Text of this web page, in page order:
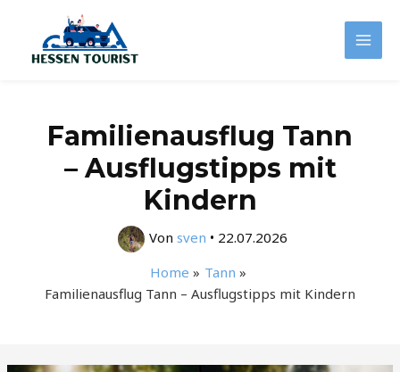
springen
Main
Familienausflug Tann
– Ausflugstipps mit
Kindern
Von sven • 22.07.2026
Home
Tann
Familienausflug Tann – Ausflugstipps mit Kindern